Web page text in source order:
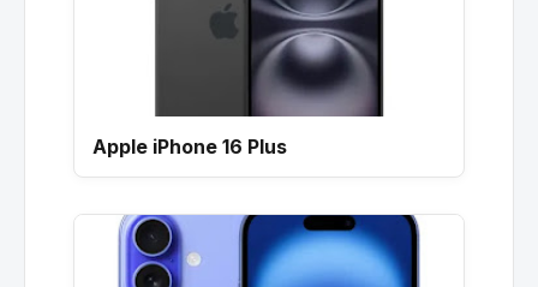
Apple iPhone 16 Plus